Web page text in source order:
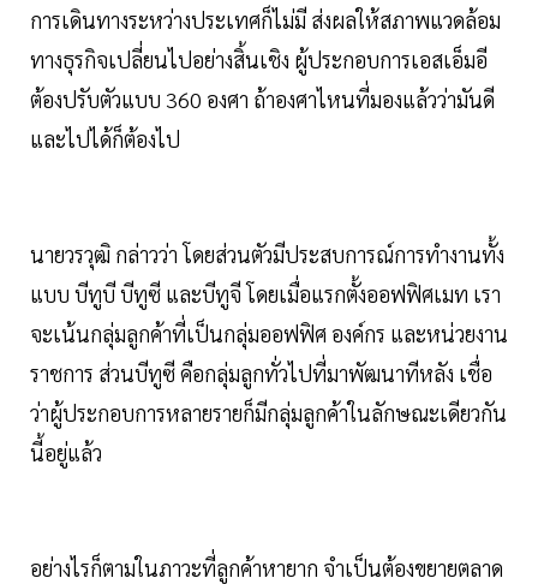
การเดินทางระหว่างประเทศก็ไม่มี ส่งผลให้สภาพแวดล้อม
ทางธุรกิจเปลี่ยนไปอย่างสิ้นเชิง ผู้ประกอบการเอสเอ็มอี
ต้องปรับตัวแบบ 360 องศา ถ้าองศาไหนที่มองแล้วว่ามันดี
และไปได้ก็ต้องไป
นายวรวุฒิ กล่าวว่า โดยส่วนตัวมีประสบการณ์การทำงานทั้ง
แบบ บีทูบี บีทูซี และบีทูจี โดยเมื่อแรกตั้งออฟฟิศเมท เรา
จะเน้นกลุ่มลูกค้าที่เป็นกลุ่มออฟฟิศ องค์กร และหน่วยงาน
ราชการ ส่วนบีทูซี คือกลุ่มลูกทั่วไปที่มาพัฒนาทีหลัง เชื่อ
ว่าผู้ประกอบการหลายรายก็มีกลุ่มลูกค้าในลักษณะเดียวกัน
นี้อยู่แล้ว
อย่างไรก็ตามในภาวะที่ลูกค้าหายาก จำเป็นต้องขยายตลาด